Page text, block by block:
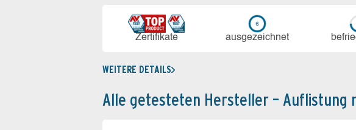
Zerti­fikate aus­ge­zeich­net
WEITERE DETAILS
Alle getesteten Hersteller – Auflistung